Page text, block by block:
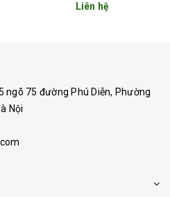
Liên hệ
ngõ 75 đường Phú Diễn, Phường
Nội